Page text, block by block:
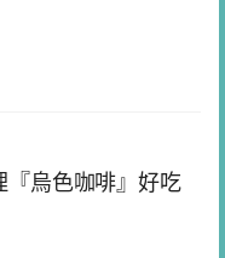
『烏色咖啡』好吃